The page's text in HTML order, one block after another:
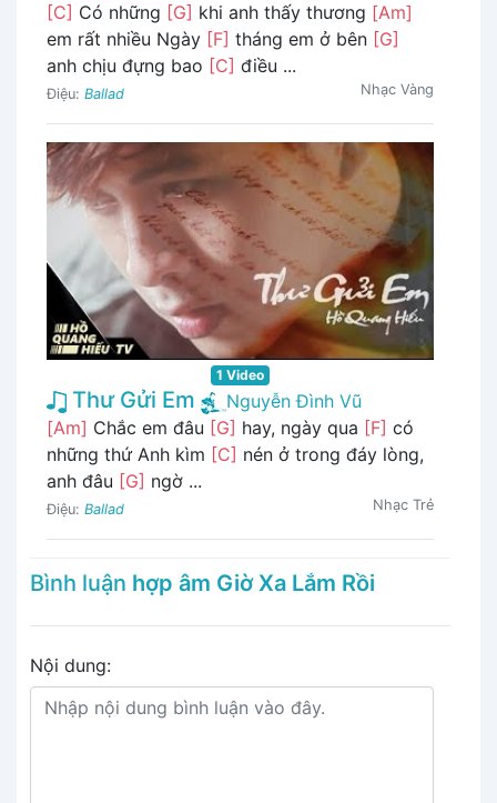
[C] Có những [G] khi anh thấy thương [Am]
em rất nhiều Ngày [F] tháng em ở bên [G]
anh chịu đựng bao [C] điều ...
Điệu: Ballad Nhạc Vàng
1 Video
Thư Gửi Em
Nguyễn Đình Vũ
[Am] Chắc em đâu [G] hay, ngày qua [F] có
những thứ Anh kìm [C] nén ở trong đáy lòng,
anh đâu [G] ngờ ...
Điệu: Ballad Nhạc Trẻ
Bình luận hợp âm Giờ Xa Lắm Rồi
Nội dung: